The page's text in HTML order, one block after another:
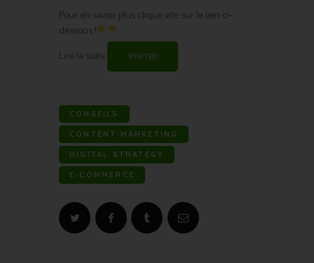
Pour en savoir plus clique vite sur le lien ci-
dessous !
Lire la suite
1min30
CONSEILS
CONTENT MARKETING
DIGITAL STRATEGY
E-COMMERCE